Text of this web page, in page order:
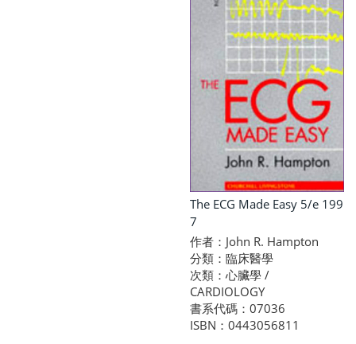
The ECG Made Easy 5/e 199
7
作者：John R. Hampton
分類：臨床醫學
次類：心臟學 /
CARDIOLOGY
書系代碼：07036
ISBN：0443056811